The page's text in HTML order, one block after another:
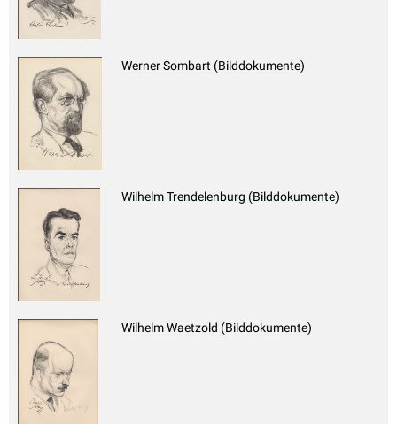
Werner Sombart (Bilddokumente)
Wilhelm Trendelenburg (Bilddokumente)
Wilhelm Waetzold (Bilddokumente)